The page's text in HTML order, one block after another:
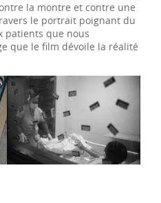
la montre et contre une
le portrait poignant du
patients que nous
que le film dévoile la réalité